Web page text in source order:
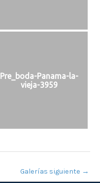
Pre_boda-Panama-la-
vieja-3959
Galerías siguiente →